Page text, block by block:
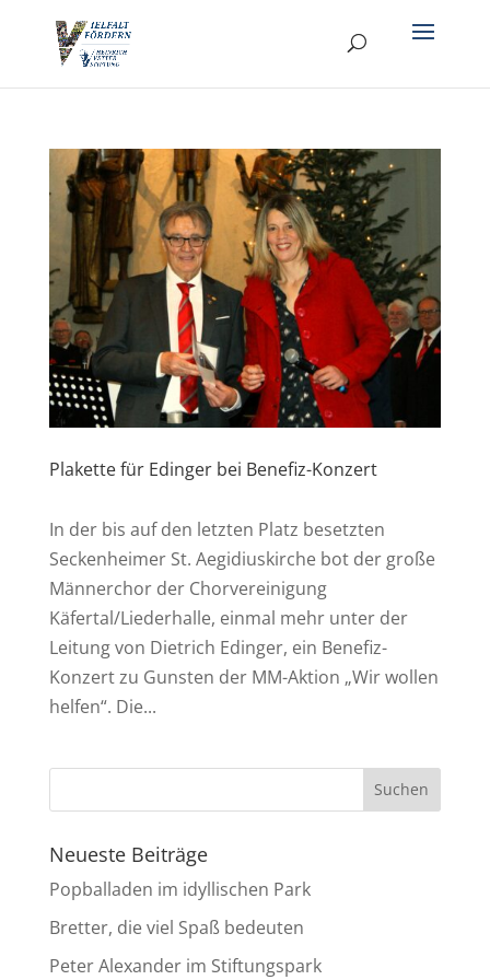
Plakette für Edinger bei Benefiz-Konzert
In der bis auf den letzten Platz besetzten
Seckenheimer St. Aegidiuskirche bot der große
Männerchor der Chorvereinigung
Käfertal/Liederhalle, einmal mehr unter der
Leitung von Dietrich Edinger, ein Benefiz-
Konzert zu Gunsten der MM-Aktion „Wir wollen
helfen“. Die...
Neueste Beiträge
Popballaden im idyllischen Park
Bretter, die viel Spaß bedeuten
Peter Alexander im Stiftungspark